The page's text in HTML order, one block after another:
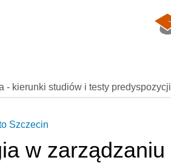
- kierunki studiów i testy predyspozycji
Szczecin
w zarządzaniu